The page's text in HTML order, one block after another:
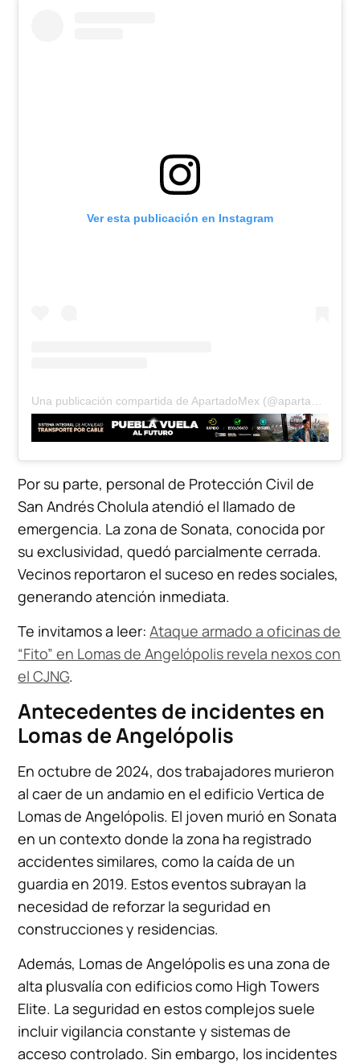
Ver esta publicación en Instagram
Por su parte, personal de Protección Civil de
San Andrés Cholula atendió el llamado de
emergencia. La zona de Sonata, conocida por
su exclusividad, quedó parcialmente cerrada.
Vecinos reportaron el suceso en redes sociales,
generando atención inmediata.
Te invitamos a leer: Ataque armado a oficinas de
“Fito” en Lomas de Angelópolis revela nexos con
el CJNG.
Antecedentes de incidentes en
Lomas de Angelópolis
En octubre de 2024, dos trabajadores murieron
al caer de un andamio en el edificio Vertica de
Lomas de Angelópolis. El joven murió en Sonata
en un contexto donde la zona ha registrado
accidentes similares, como la caída de un
guardia en 2019. Estos eventos subrayan la
necesidad de reforzar la seguridad en
construcciones y residencias.
Además, Lomas de Angelópolis es una zona de
alta plusvalía con edificios como High Towers
Elite. La seguridad en estos complejos suele
incluir vigilancia constante y sistemas de
acceso controlado. Sin embargo, los incidentes